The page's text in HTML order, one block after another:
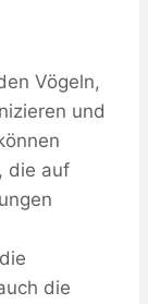
Vögeln,
und
die auf
die